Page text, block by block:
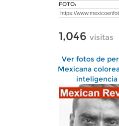
FOTO:
1,046 visitas
Ver fotos de
Mexicana